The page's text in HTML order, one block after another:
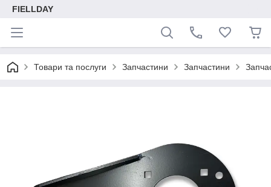
FIELLDAY
Товари та послуги Запчастини Запчастини